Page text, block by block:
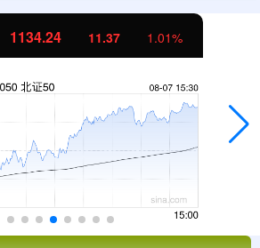
1134.24 11.37 1.01%